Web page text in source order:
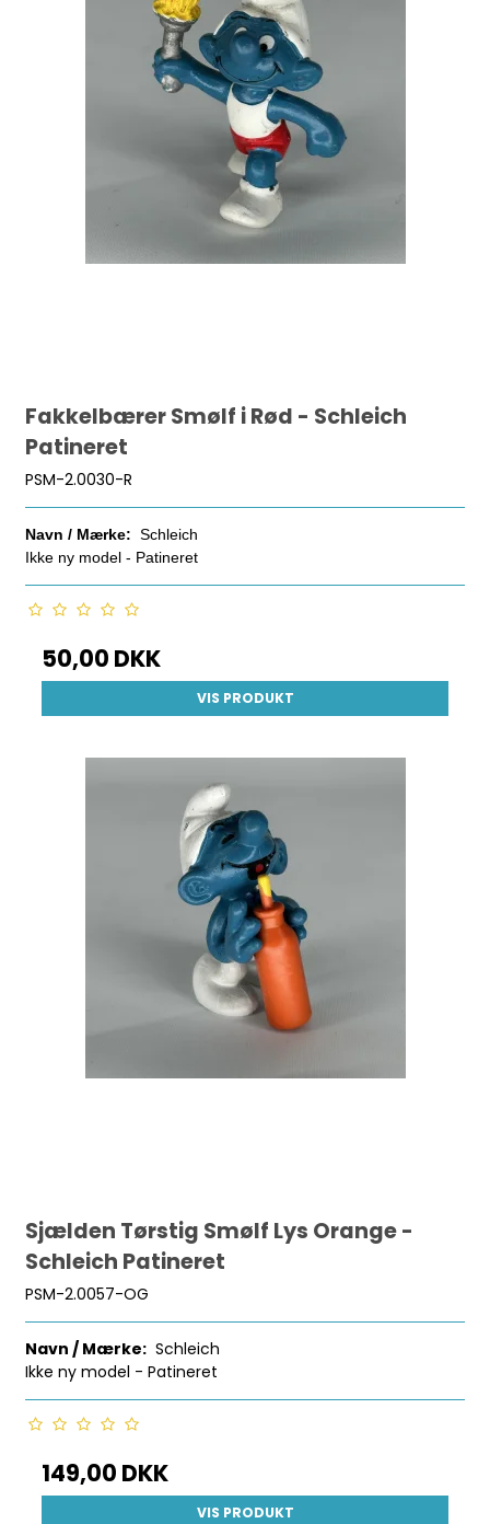
Fakkelbærer Smølf i Rød - Schleich
Patineret
PSM-2.0030-R
Navn / Mærke: Schleich
Ikke ny model - Patineret
50,00 DKK
VIS PRODUKT
Sjælden Tørstig Smølf Lys Orange -
Schleich Patineret
PSM-2.0057-OG
Navn / Mærke: Schleich
Ikke ny model - Patineret
149,00 DKK
VIS PRODUKT